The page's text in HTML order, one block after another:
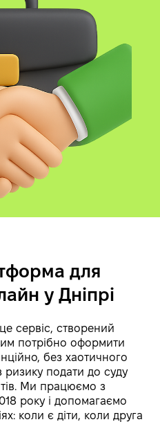
для
у Дніпрі
сервіс, створений
потрібно оформити
без хаотичного
ризику подати до суду
Ми працюємо з
року і допомагаємо
коли є діти, коли друга